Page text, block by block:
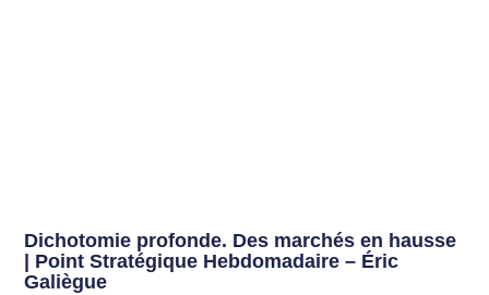
Dichotomie profonde. Des marchés en hausse
| Point Stratégique Hebdomadaire – Éric
Galiègue